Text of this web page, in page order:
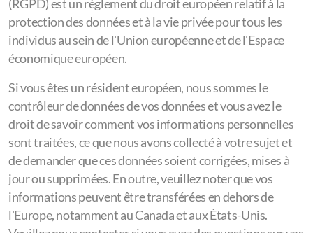
(RGPD) est un règlement du droit européen relatif à la
protection des données et à la vie privée pour tous les
individus au sein de l'Union européenne et de l'Espace
économique européen.
Si vous êtes un résident européen, nous sommes le
contrôleur de données de vos données et vous avez le
droit de savoir comment vos informations personnelles
sont traitées, ce que nous avons collecté à votre sujet et
de demander que ces données soient corrigées, mises à
jour ou supprimées. En outre, veuillez noter que vos
informations peuvent être transférées en dehors de
l'Europe, notamment au Canada et aux États-Unis.